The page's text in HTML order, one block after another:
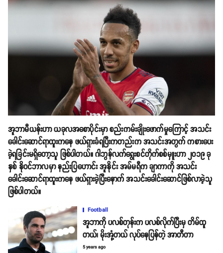
အူဘာမီယန်းဟာ ယခုလအစောပိုင်းမှာ စည်းကမ်းချိုးဖောက်မှုကြောင့် အသင်း
ခေါင်းဆောင်ရာထူးကနေ ဖယ်ရှားခံရပြီးကတည်းက အသင်းအတွက် ကစားပေး
ခဲ့ရခြင်းမရှိတော့သူ ဖြစ်ပါတယ်။ ဂါဘွန်လက်ရွေးစင်တိုက်စစ်မှူးဟာ ၂၀၁၉ ခု
နှစ် နိုဝင်ဘာလမှာ နည်းပြဟောင်း အူနိုင်း အမ်မရီက ချာကာကို အသင်း
ခေါင်းဆောင်ရာထူးကနေ ဖယ်ရှားခဲ့ပြီးနောက် အသင်းခေါင်းဆောင်ဖြစ်လာခဲ့သူ
ဖြစ်ပါတယ်။
Football
အူဘာကို ပလစ်တုန်းက ပလစ်လိုက်ပြီးမှ တိမ်ထူ
တယ်၊ မိုးအုံ့တယ် လုပ်နေပြန်တဲ့ အာတီတာ
5 years ago